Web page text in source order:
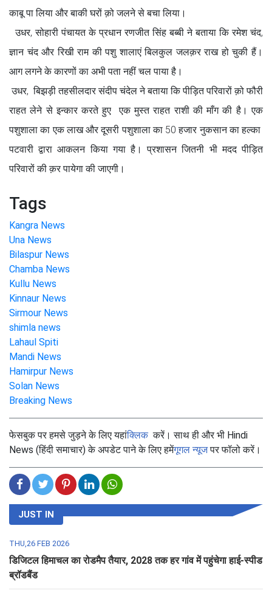
काबू पा लिया और बाकी घरों क़ो जलने से बचा लिया।
उधर, सोहारी पंचायत के प्रधान रणजीत सिंह बब्बी ने बताया कि रमेश चंद,
ज्ञान चंद और रिखी राम की पशु शालाएं बिलकुल जलक़र राख हो चुकी हैं।
आग लगने के कारणों का अभी पता नहीं चल पाया है।
उधर, बिझड़ी तहसीलदार संदीप चंदेल ने बताया कि पीड़ित परिवारों क़ो फौरी
राहत लेने से इन्कार करते हुए एक मुस्त राहत राशी की माँग की है। एक
पशुशाला का एक लाख और दूसरी पशुशाला का 50 हजार नुकसान का हल्का
पटवारी द्वारा आकलन किया गया है। प्रशासन जितनी भी मदद पीड़ित
परिवारों की क़र पायेगा की जाएगी।
Tags
Kangra News
Una News
Bilaspur News
Chamba News
Kullu News
Kinnaur News
Sirmour News
shimla news
Lahaul Spiti
Mandi News
Hamirpur News
Solan News
Breaking News
फेसबुक पर हमसे जुड़ने के लिए यहांक्लिककरें। साथ ही और भी Hindi
News (हिंदी समाचार) के अपडेट पाने के लिए हमेंगूगल न्यूजपर फॉलो करें।
JUST IN
THU,26 FEB 2026
डिजिटल हिमाचल का रोडमैप तैयार, 2028 तक हर गांव में पहुंचेगा हाई-स्पीड
ब्रॉडबैंड